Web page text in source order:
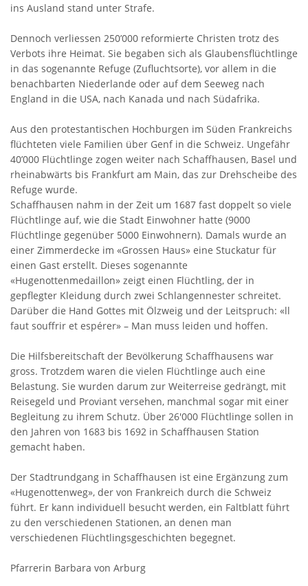
ins Ausland stand unter Strafe.
Dennoch verliessen 250’000 reformierte Christen trotz des
Verbots ihre Heimat. Sie begaben sich als Glaubensflüchtlinge
in das sogenannte Refuge (Zufluchtsorte), vor allem in die
benachbarten Niederlande oder auf dem Seeweg nach
England in die USA, nach Kanada und nach Südafrika.
Aus den protestantischen Hochburgen im Süden Frankreichs
flüchteten viele Familien über Genf in die Schweiz. Ungefähr
40’000 Flüchtlinge zogen weiter nach Schaffhausen, Basel und
rheinabwärts bis Frankfurt am Main, das zur Drehscheibe des
Refuge wurde.
Schaffhausen nahm in der Zeit um 1687 fast doppelt so viele
Flüchtlinge auf, wie die Stadt Einwohner hatte (9000
Flüchtlinge gegenüber 5000 Einwohnern). Damals wurde an
einer Zimmerdecke im «Grossen Haus» eine Stuckatur für
einen Gast erstellt. Dieses sogenannte
«Hugenottenmedaillon» zeigt einen Flüchtling, der in
gepflegter Kleidung durch zwei Schlangennester schreitet.
Darüber die Hand Gottes mit Ölzweig und der Leitspruch: «ll
faut souffrir et espérer» – Man muss leiden und hoffen.
Die Hilfsbereitschaft der Bevölkerung Schaffhausens war
gross. Trotzdem waren die vielen Flüchtlinge auch eine
Belastung. Sie wurden darum zur Weiterreise gedrängt, mit
Reisegeld und Proviant versehen, manchmal sogar mit einer
Begleitung zu ihrem Schutz. Über 26'000 Flüchtlinge sollen in
den Jahren von 1683 bis 1692 in Schaffhausen Station
gemacht haben.
Der Stadtrundgang in Schaffhausen ist eine Ergänzung zum
«Hugenottenweg», der von Frankreich durch die Schweiz
führt. Er kann individuell besucht werden, ein Faltblatt führt
zu den verschiedenen Stationen, an denen man
verschiedenen Flüchtlingsgeschichten begegnet.
Pfarrerin Barbara von Arburg